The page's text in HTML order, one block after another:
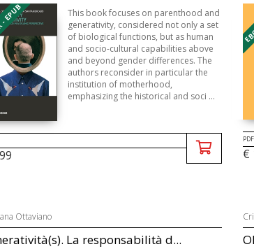
This book focuses on parenthood and
generativity, considered not only a set
of biological functions, but as human
and socio-cultural capabilities above
and beyond gender differences. The
authors reconsider in particular the
institution of motherhood,
emphasizing the historical and soci ...
PDF
€
Ottaviano
La responsabilità d...